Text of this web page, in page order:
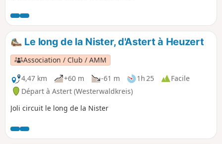
Le long de la Nister, d'Astert à Heuzert
Association / Club / AMM
4,47 km
+60 m -61 m 1h 25
Facile
Départ à Astert (Westerwaldkreis)
Joli circuit le long de la Nister